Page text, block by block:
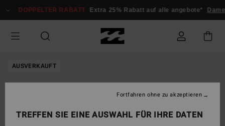
zur
springen
DOPPELTER RABATT Extra 25% Rabatt auf alle angebote*
AUSVERKAUFT
TREFFEN SIE EINE AUSWAHL FÜR IHRE DATEN
Fortfahren ohne zu akzeptieren